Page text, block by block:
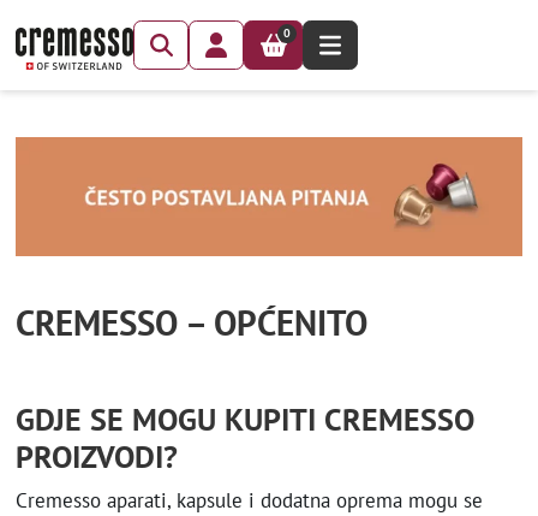
0
CREMESSO – OPĆENITO
GDJE SE MOGU KUPITI CREMESSO
PROIZVODI?
Cremesso aparati, kapsule i dodatna oprema mogu se